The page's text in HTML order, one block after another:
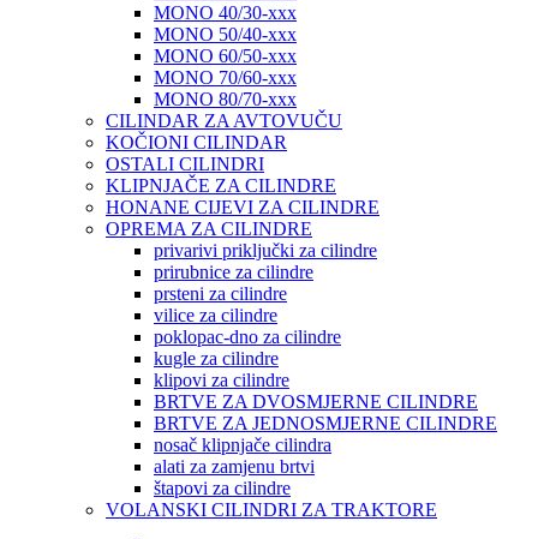
MONO 40/30-xxx
MONO 50/40-xxx
MONO 60/50-xxx
MONO 70/60-xxx
MONO 80/70-xxx
CILINDAR ZA AVTOVUČU
KOČIONI CILINDAR
OSTALI CILINDRI
KLIPNJAČE ZA CILINDRE
HONANE CIJEVI ZA CILINDRE
OPREMA ZA CILINDRE
privarivi priključki za cilindre
prirubnice za cilindre
prsteni za cilindre
vilice za cilindre
poklopac-dno za cilindre
kugle za cilindre
klipovi za cilindre
BRTVE ZA DVOSMJERNE CILINDRE
BRTVE ZA JEDNOSMJERNE CILINDRE
nosač klipnjače cilindra
alati za zamjenu brtvi
štapovi za cilindre
VOLANSKI CILINDRI ZA TRAKTORE